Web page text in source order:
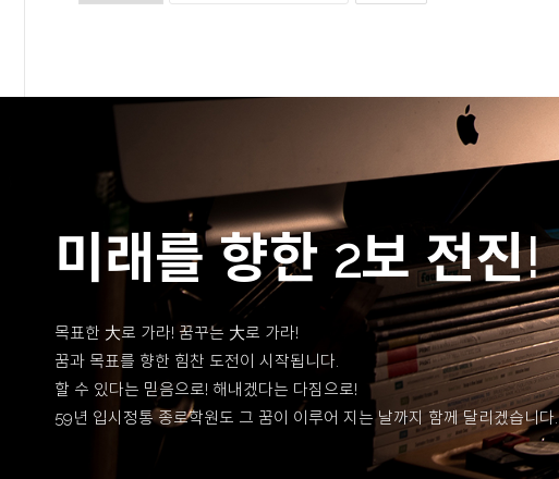
미래를 향한 2보 전진!
목표한 大로 가라! 꿈꾸는 大로 가라!
꿈과 목표를 향한 힘찬 도전이 시작됩니다.
할 수 있다는 믿음으로! 해내겠다는 다짐으로!
59년 입시정통 종로학원도 그 꿈이 이루어 지는 날까지 함께 달리겠습니다.